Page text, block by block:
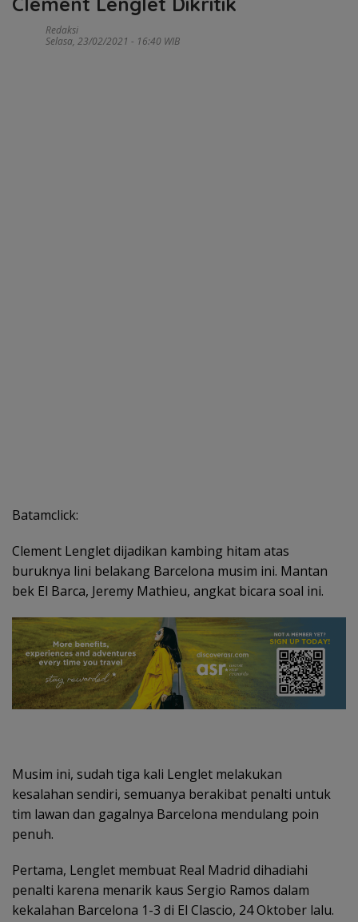
Redaksi
Selasa, 23/02/2021 - 16:40 WIB
Batamclick:
Clement Lenglet dijadikan kambing hitam atas
buruknya lini belakang Barcelona musim ini. Mantan
bek El Barca, Jeremy Mathieu, angkat bicara soal ini.
Musim ini, sudah tiga kali Lenglet melakukan
kesalahan sendiri, semuanya berakibat penalti untuk
tim lawan dan gagalnya Barcelona mendulang poin
penuh.
Pertama, Lenglet membuat Real Madrid dihadiahi
penalti karena menarik kaus Sergio Ramos dalam
kekalahan Barcelona 1-3 di El Clascio, 24 Oktober lalu.